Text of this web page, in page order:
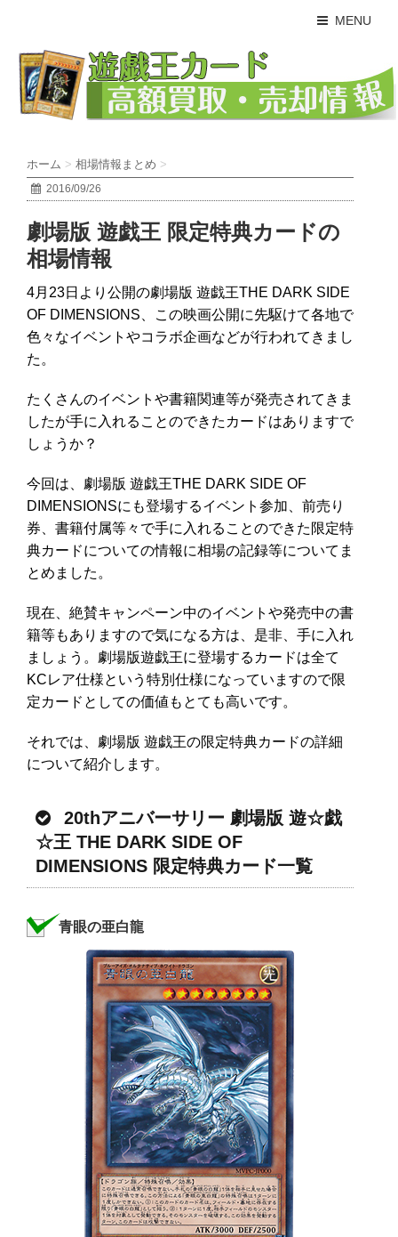
MENU
ホーム > 相場情報まとめ >
2016/09/26
劇場版 遊戯王 限定特典カードの
相場情報
4月23日より公開の劇場版 遊戯王THE DARK SIDE
OF DIMENSIONS、この映画公開に先駆けて各地で
色々なイベントやコラボ企画などが行われてきまし
た。
たくさんのイベントや書籍関連等が発売されてきま
したが手に入れることのできたカードはありますで
しょうか？
今回は、劇場版 遊戯王THE DARK SIDE OF
DIMENSIONSにも登場するイベント参加、前売り
券、書籍付属等々で手に入れることのできた限定特
典カードについての情報に相場の記録等についてま
とめました。
現在、絶賛キャンペーン中のイベントや発売中の書
籍等もありますので気になる方は、是非、手に入れ
ましょう。劇場版遊戯王に登場するカードは全て
KCレア仕様という特別仕様になっていますので限
定カードとしての価値もとても高いです。
それでは、劇場版 遊戯王の限定特典カードの詳細
について紹介します。
20thアニバーサリー 劇場版 遊☆戯
☆王 THE DARK SIDE OF
DIMENSIONS 限定特典カード一覧
青眼の亜白龍